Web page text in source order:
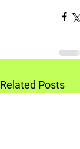
Related Posts